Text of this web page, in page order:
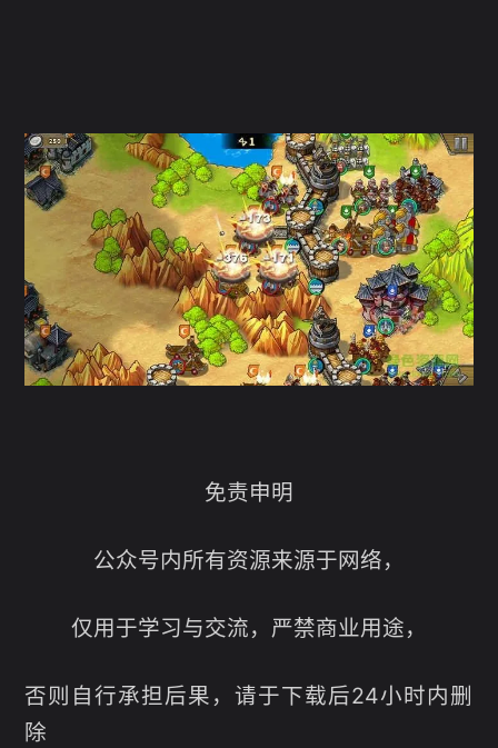
免责申明
公众号内所有资源来源于网络，
仅用于学习与交流，严禁商业用途，
否则自行承担后果，请于下载后24小时内删
除